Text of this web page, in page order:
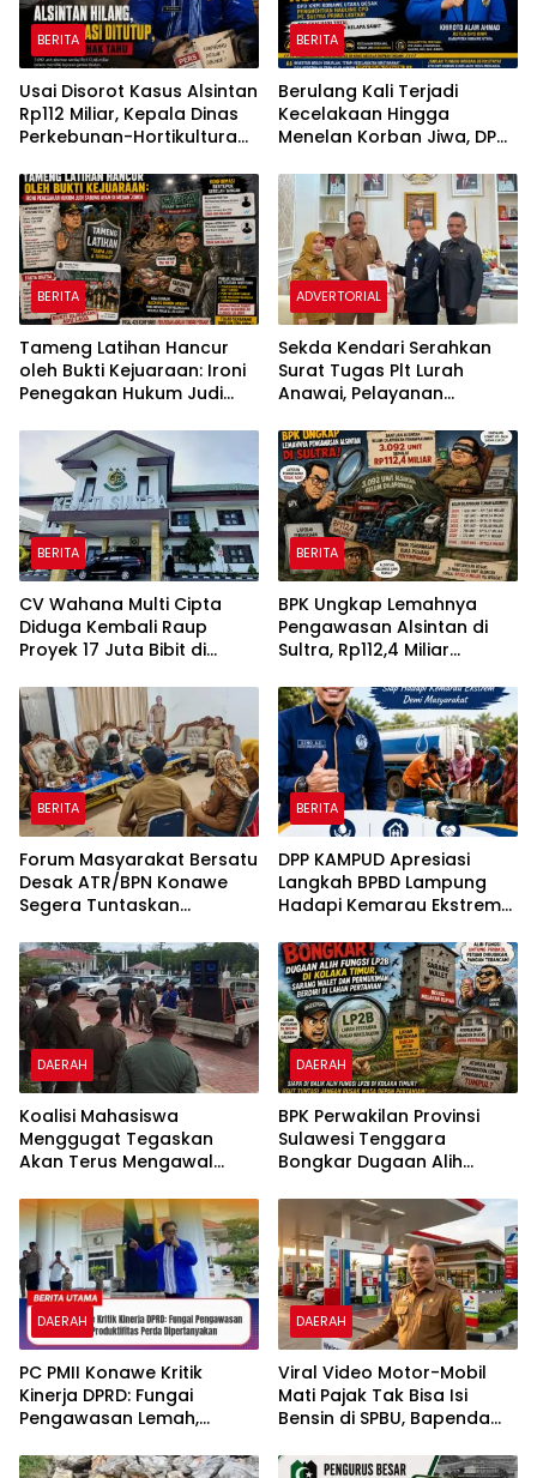
BERITA
Usai Disorot Kasus Alsintan
Rp112 Miliar, Kepala Dinas
Perkebunan-Hortikultura
Komunikasi dengan Media
BERITA
Berulang Kali Terjadi
Kecelakaan Hingga
Menelan Korban Jiwa, DPD
Penghentian Aktivitas
Hauling dan Evaluasi Total
Perizinan PT Sultra Prima
Lestari
BERITA
Tameng Latihan Hancur
oleh Bukti Kejuaraan: Ironi
Penegakan Hukum Judi
Johor
ADVERTORIAL
Sekda Kendari Serahkan
Surat Tugas Plt Lurah
Anawai, Pelayanan
Tetap Berjalan
BERITA
CV Wahana Multi Cipta
Diduga Kembali Raup
Proyek 17 Juta Bibit di
Kasus Rp26 Miliar,
Kasipenkum: Kami
Menunggu P21 dari Polda
Sultra
BERITA
BPK Ungkap Lemahnya
Pengawasan Alsintan di
Sultra, Rp112,4 Miliar
Pemanfaatannya
BERITA
Forum Masyarakat Bersatu
Desak ATR/BPN Konawe
Segera Tuntaskan
Olu Onua, Beri Tenggat
Waktu 2×24 Jam
BERITA
DPP KAMPUD Apresiasi
Langkah BPBD Lampung
Hadapi Kemarau Ekstrem
Bersih
DAERAH
Koalisi Mahasiswa
Menggugat Tegaskan
Akan Terus Mengawal
Kabupaten Konawe
DAERAH
BPK Perwakilan Provinsi
Sulawesi Tenggara
Bongkar Dugaan Alih
Timur, Sarang Walet dan
Permukiman Berdiri di
Lahan Pertanian
DAERAH
PC PMII Konawe Kritik
Kinerja DPRD: Fungai
Pengawasan Lemah,
Dipertanyakan
DAERAH
​Viral Video Motor-Mobil
Mati Pajak Tak Bisa Isi
Bensin di SPBU, Bapenda